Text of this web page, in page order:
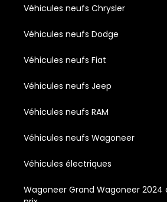
Véhicules neufs Chrysler
Véhicules neufs Dodge
Véhicules neufs Fiat
Véhicules neufs Jeep
Véhicules neufs RAM
Véhicules neufs Wagoneer
Véhicules électriques
Wagoneer Grand Wagoneer